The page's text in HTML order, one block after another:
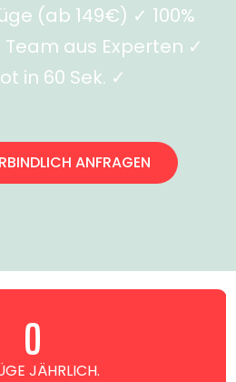
(ab 149€) ✓ 100%
aus Experten ✓
in 60 Sek. ✓
ANFRAGEN
JÄHRLICH.
0